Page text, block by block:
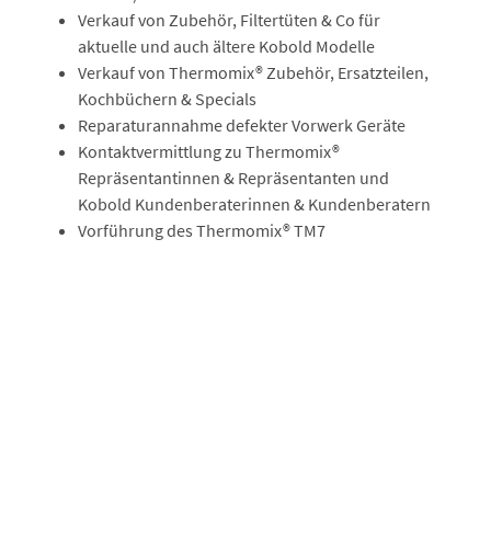
Verkauf von Zubehör, Filtertüten & Co für
aktuelle und auch ältere Kobold Modelle
Verkauf von Thermomix® Zubehör, Ersatzteilen,
Kochbüchern & Specials
Reparaturannahme defekter Vorwerk Geräte
Kontaktvermittlung zu Thermomix®
Repräsentantinnen & Repräsentanten und
Kobold Kundenberaterinnen & Kundenberatern
Vorführung des Thermomix® TM7